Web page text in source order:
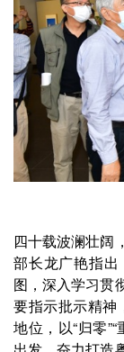
四十载波澜壮阔
部长龙广艳指
图，深入学习贯
要指示批示精神
地位，以“归零